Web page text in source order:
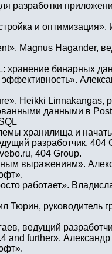
разработки
и
Magnus Hagander,
хранение бинарных
Heikki Linnakangas,
данными в
хранилища и
разработчик, 404
404 Group.
выражениям».
работает».
Тюрин, руководитель
ведущий
and further».